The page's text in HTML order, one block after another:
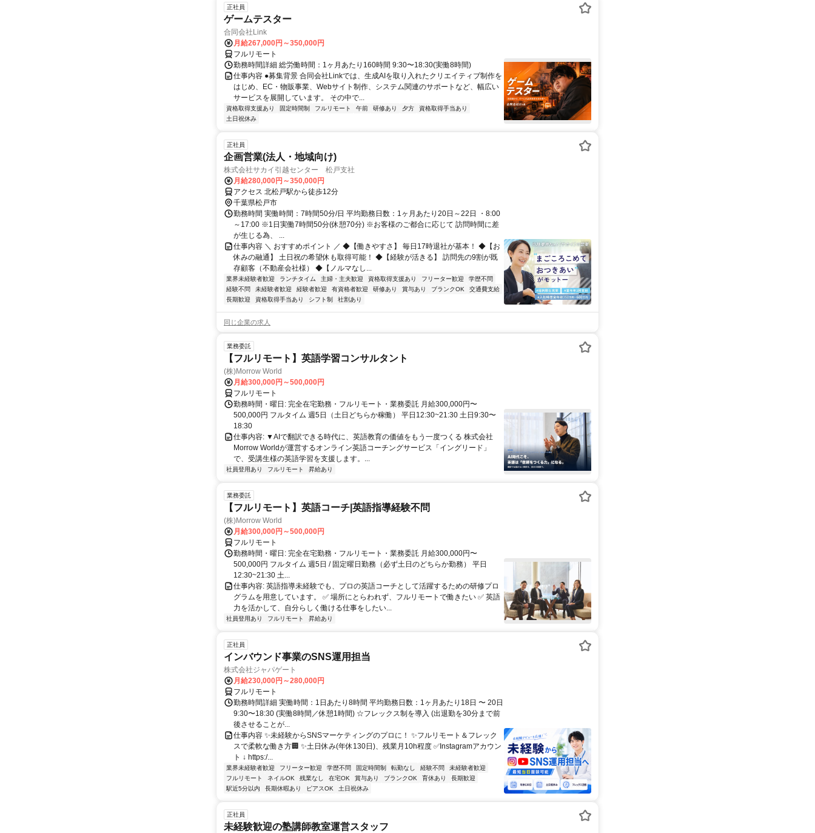
正社員
ゲームテスター
合同会社Link
月給267,000円～350,000円
フルリモート
勤務時間詳細 総労働時間：1ヶ月あたり160時間 9:30〜18:30(実働8時間)
仕事内容 ●募集背景 合同会社Linkでは、生成AIを取り入れたクリエイティブ制作を
はじめ、EC・物販事業、Webサイト制作、システム関連のサポートなど、幅広い
サービスを展開しています。 その中で...
資格取得支援あり 固定時間制 フルリモート 午前 研修あり 夕方
資格取得手当あり
土日祝休み
正社員
企画営業(法人・地域向け)
株式会社サカイ引越センター 松戸支社
月給280,000円～350,000円
アクセス 北松戸駅から徒歩12分
千葉県松戸市
勤務時間 実働時間：7時間50分/日 平均勤務日数：1ヶ月あたり20日～22日 ・8:00
～17:00 ※1日実働7時間50分(休憩70分) ※お客様のご都合に応じて 訪問時間に差
が生じる為、 ...
仕事内容 ＼ おすすめポイント ／ ◆【働きやすさ】 毎日17時退社が基本！ ◆【お
休みの融通】 土日祝の希望休も取得可能！ ◆【経験が活きる】 訪問先の9割が既
存顧客（不動産会社様） ◆【ノルマなし...
業界未経験者歓迎 ランチタイム 主婦・主夫歓迎 資格取得支援あり フリーター歓迎
学歴不問
経験不問
未経験者歓迎 経験者歓迎 有資格者歓迎 研修あり 賞与あり ブランクOK
交通費支給
長期歓迎
資格取得手当あり シフト制 社割あり
同じ企業の求人
業務委託
【フルリモート】英語学習コンサルタント
(株)Morrow World
月給300,000円～500,000円
フルリモート
勤務時間・曜日: 完全在宅勤務・フルリモート・業務委託 月給300,000円〜
500,000円 フルタイム 週5日（土日どちらか稼働） 平日12:30~21:30 土日9:30〜
18:30
仕事内容: ▼AIで翻訳できる時代に、英語教育の価値をもう一度つくる 株式会社
Morrow Worldが運営するオンライン英語コーチングサービス「イングリード」
で、受講生様の英語学習を支援します。...
社員登用あり フルリモート 昇給あり
業務委託
【フルリモート】英語コーチ|英語指導経験不問
(株)Morrow World
月給300,000円～500,000円
フルリモート
勤務時間・曜日: 完全在宅勤務・フルリモート・業務委託 月給300,000円〜
500,000円 フルタイム 週5日 / 固定曜日勤務（必ず土日のどちらか勤務） 平日
12:30~21:30 土...
仕事内容: 英語指導未経験でも、プロの英語コーチとして活躍するための研修プロ
グラムを用意しています。 ✅ 場所にとらわれず、フルリモートで働きたい ✅ 英語
力を活かして、自分らしく働ける仕事をしたい...
社員登用あり フルリモート 昇給あり
正社員
インバウンド事業のSNS運用担当
株式会社ジャパゲート
月給230,000円～280,000円
フルリモート
勤務時間詳細 実働時間：1日あたり8時間 平均勤務日数：1ヶ月あたり18日 〜 20日
9:30〜18:30 (実働8時間／休憩1時間) ☆フレックス制を導入 (出退勤を30分まで前
後させることが...
仕事内容 ✨未経験からSNSマーケティングのプロに！ ✨フルリモート＆フレック
スで柔軟な働き方🏢 ✨土日休み(年休130日)、残業月10h程度 ✅Instagramアカウン
ト ↓ https:/...
業界未経験者歓迎 フリーター歓迎 学歴不問 固定時間制 転勤なし 経験不問
未経験者歓迎
フルリモート
ネイルOK 残業なし 在宅OK 賞与あり ブランクOK 育休あり
長期歓迎
駅近5分以内
長期休暇あり ピアスOK 土日祝休み
正社員
未経験歓迎の塾講師教室運営スタッフ